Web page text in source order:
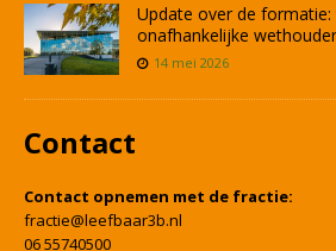
Update over de
onafhankelijke
14 mei 2026
Contact
Contact opnemen met de fractie:
fractie@leefbaar3b.nl
06 55740500